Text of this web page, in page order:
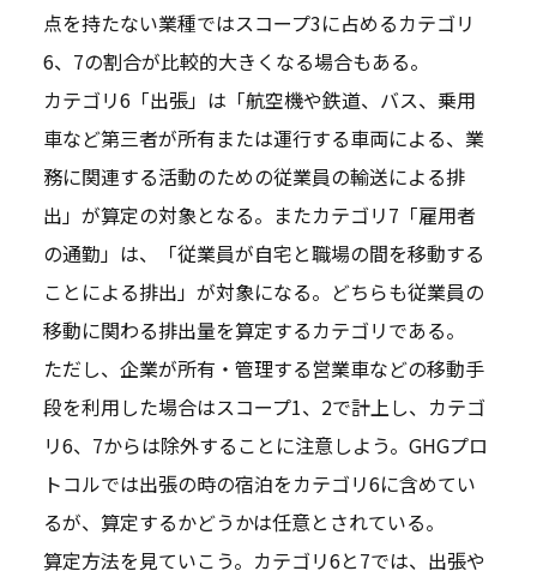
点を持たない業種ではスコープ3に占めるカテゴリ
6、7の割合が比較的大きくなる場合もある。
カテゴリ6「出張」は「航空機や鉄道、バス、乗用
車など第三者が所有または運行する車両による、業
務に関連する活動のための従業員の輸送による排
出」が算定の対象となる。またカテゴリ7「雇用者
の通勤」は、「従業員が自宅と職場の間を移動する
ことによる排出」が対象になる。どちらも従業員の
移動に関わる排出量を算定するカテゴリである。
ただし、企業が所有・管理する営業車などの移動手
段を利用した場合はスコープ1、2で計上し、カテゴ
リ6、7からは除外することに注意しよう。GHGプロ
トコルでは出張の時の宿泊をカテゴリ6に含めてい
るが、算定するかどうかは任意とされている。
算定方法を見ていこう。カテゴリ6と7では、出張や